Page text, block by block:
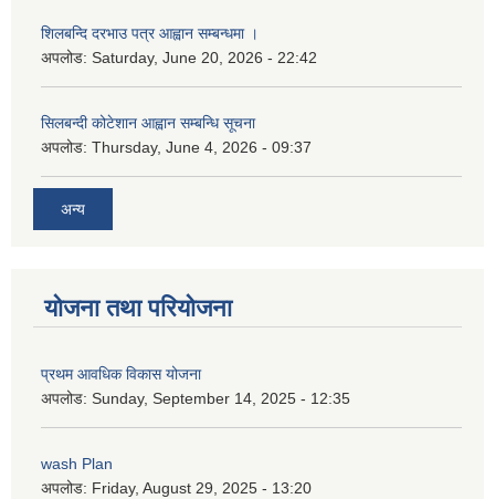
शिलबन्दि दरभाउ पत्र आह्वान सम्बन्धमा ।
अपलोड: Saturday, June 20, 2026 - 22:42
सिलबन्दी कोटेशान आह्वान सम्बन्धि सूचना
अपलोड: Thursday, June 4, 2026 - 09:37
अन्य
योजना तथा परियोजना
प्रथम आवधिक विकास योजना
अपलोड: Sunday, September 14, 2025 - 12:35
wash Plan
अपलोड: Friday, August 29, 2025 - 13:20